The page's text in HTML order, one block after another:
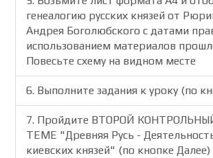
генеалогию русских князей от
Андрея Боголюбского с датами
использованием материалов
Повесьте схему на видном месте
6. Выполните задания к уроку (по
7. Пройдите ВТОРОЙ
ТЕМЕ "Древняя Русь -
киевских князей" (по кнопке Далее)